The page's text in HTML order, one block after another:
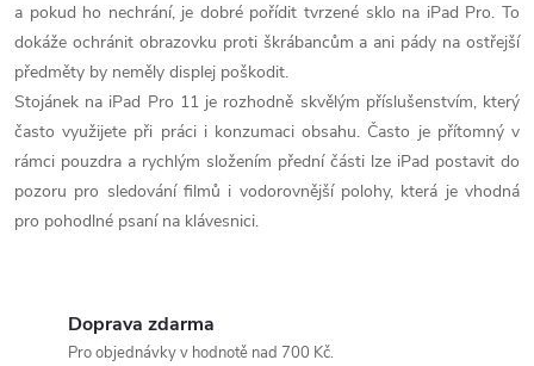
a pokud ho nechrání, je dobré pořídit tvrzené sklo na iPad Pro. To
dokáže ochránit obrazovku proti škrábancům a ani pády na ostřejší
předměty by neměly displej poškodit.
Stojánek na iPad Pro 11 je rozhodně skvělým příslušenstvím, který
často využijete při práci i konzumaci obsahu. Často je přítomný v
rámci pouzdra a rychlým složením přední části lze iPad postavit do
pozoru pro sledování filmů i vodorovnější polohy, která je vhodná
pro pohodlné psaní na klávesnici.
Doprava zdarma
Pro objednávky v hodnotě nad 700 Kč.